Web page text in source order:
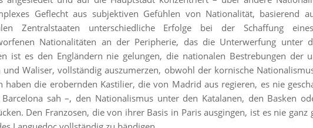
Geflecht aus subjektiven Gefühlen von Nationalität, basierend
Zentralstaaten unterschiedliche Erfolge bei der Schaffung
Nationalitäten an der Peripherie, das die Unterwerfung unter
ist es den Engländern nie gelungen, die nationalen Bestrebungen der
Waliser, vollständig auszumerzen, obwohl der kornische
haben die erobernden Kastilier, die von Madrid aus regieren, es nie
sah –, den Nationalismus unter den Katalanen, den Basken
Den Franzosen, die von ihrer Basis in Paris ausgingen, ist es nie ganz